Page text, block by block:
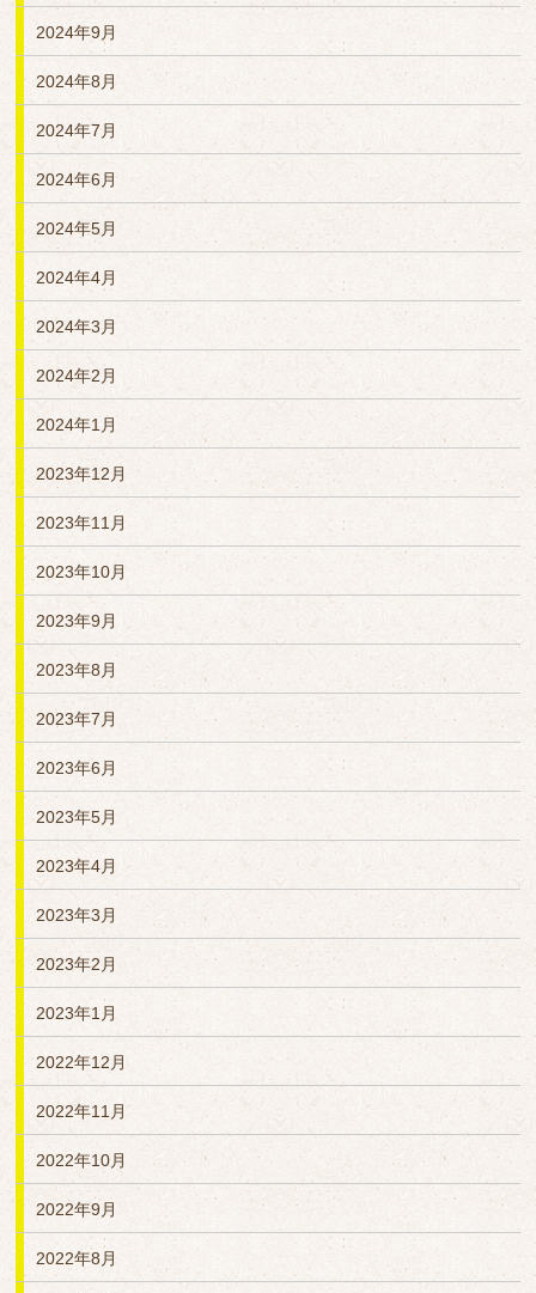
2024年9月
2024年8月
2024年7月
2024年6月
2024年5月
2024年4月
2024年3月
2024年2月
2024年1月
2023年12月
2023年11月
2023年10月
2023年9月
2023年8月
2023年7月
2023年6月
2023年5月
2023年4月
2023年3月
2023年2月
2023年1月
2022年12月
2022年11月
2022年10月
2022年9月
2022年8月